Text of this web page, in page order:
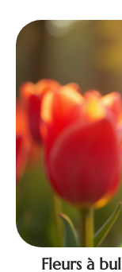
Fleurs à